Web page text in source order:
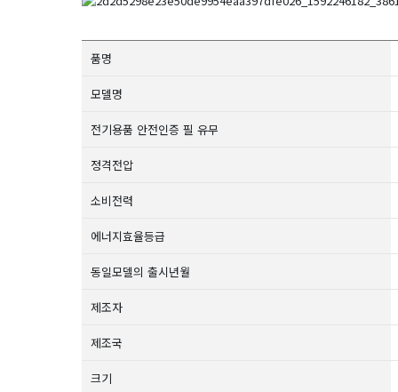
품명
모델명
전기용품 안전인증 필 유무
정격전압
소비전력
에너지효율등급
동일모델의 출시년월
제조자
제조국
크기